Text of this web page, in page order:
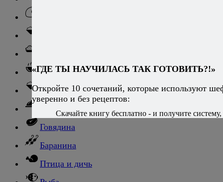
Супы
Ньокки
Свинина
Говядина
Баранина
Птица и дичь
«ГДЕ ТЫ НАУЧИЛАСЬ ТАК ГОТОВИТЬ?!»
Откройте 10 сочетаний, которые используют
уверенно и без рецептов:
Скачайте книгу бесплатно - и получите систему,